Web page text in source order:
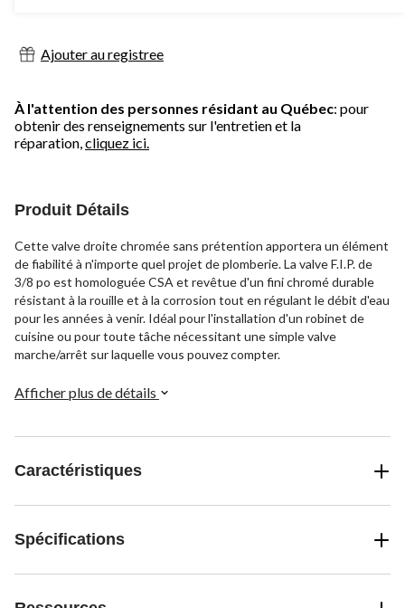
Ajouter au registree
À l'attention des personnes résidant au Québec: pour
obtenir des renseignements sur l'entretien et la
réparation,cliquez ici.
Produit Détails
Cette valve droite chromée sans prétention apportera un élément
de fiabilité à n'importe quel projet de plomberie. La valve F.I.P. de
3/8 po est homologuée CSA et revêtue d'un fini chromé durable
résistant à la rouille et à la corrosion tout en régulant le débit d'eau
pour les années à venir. Idéal pour l'installation d'un robinet de
cuisine ou pour toute tâche nécessitant une simple valve
marche/arrêt sur laquelle vous pouvez compter.
Afficher plus de détails
Caractéristiques
Spécifications